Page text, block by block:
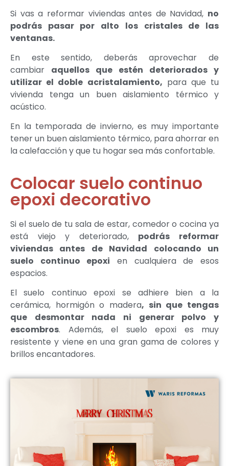
Si vas a reformar viviendas antes de Navidad, no
podrás pasar por alto los cristales de las
ventanas.
En este sentido, deberás aprovechar de
cambiar aquellos que estén deteriorados y
utilizar el doble acristalamiento, para que tu
vivienda tenga un buen aislamiento térmico y
acústico.
En la temporada de invierno, es muy importante
tener un buen aislamiento térmico, para ahorrar en
la calefacción y que tu hogar sea más confortable.
Colocar suelo continuo
epoxi decorativo
Si el suelo de tu sala de estar, comedor o cocina ya
está viejo y deteriorado, podrás reformar
viviendas antes de Navidad colocando un
suelo continuo epoxi en cualquiera de esos
espacios.
El suelo continuo epoxi se adhiere bien a la
cerámica, hormigón o madera, sin que tengas
que desmontar nada ni generar polvo y
escombros. Además, el suelo epoxi es muy
resistente y viene en una gran gama de colores y
brillos encantadores.